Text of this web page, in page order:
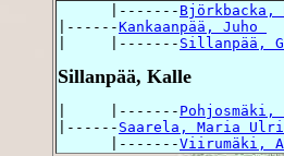
      |-------
|------Kankaanpää, Juho
|     |------- Sillanpää,
Sillanpää, Kalle
|     |------- Pohjosmäki,
|------ Saarela, Maria
      |-------
Viirumäki,